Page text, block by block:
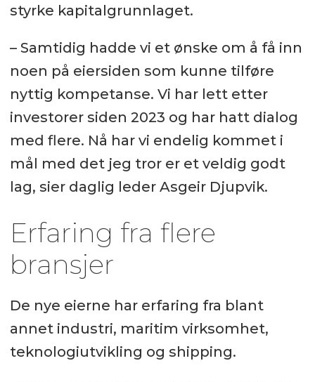
styrke kapitalgrunnlaget.
– Samtidig hadde vi et ønske om å få inn
noen på eiersiden som kunne tilføre
nyttig kompetanse. Vi har lett etter
investorer siden 2023 og har hatt dialog
med flere. Nå har vi endelig kommet i
mål med det jeg tror er et veldig godt
lag, sier daglig leder Asgeir Djupvik.
Erfaring fra flere
bransjer
De nye eierne har erfaring fra blant
annet industri, maritim virksomhet,
teknologiutvikling og shipping.